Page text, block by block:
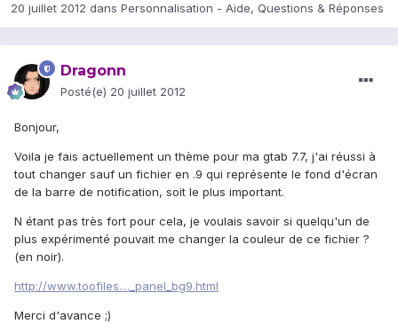
20 juillet 2012 dans Personnalisation - Aide, Questions & Réponses
Dragonn
Posté(e) 20 juillet 2012
Bonjour,
Voila je fais actuellement un thème pour ma gtab 7.7, j'ai réussi à
tout changer sauf un fichier en .9 qui représente le fond d'écran
de la barre de notification, soit le plus important.
N étant pas très fort pour cela, je voulais savoir si quelqu'un de
plus expérimenté pouvait me changer la couleur de ce fichier ?
(en noir).
http://www.toofiles...._panel_bg9.html
Merci d'avance ;)